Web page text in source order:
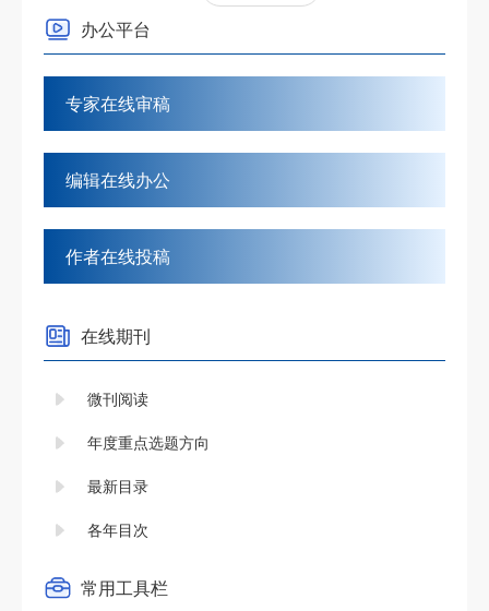
3
5
7
9
11
办公平台
专家在线审稿
编辑在线办公
作者在线投稿
在线期刊
微刊阅读
年度重点选题方向
最新目录
各年目次
常用工具栏